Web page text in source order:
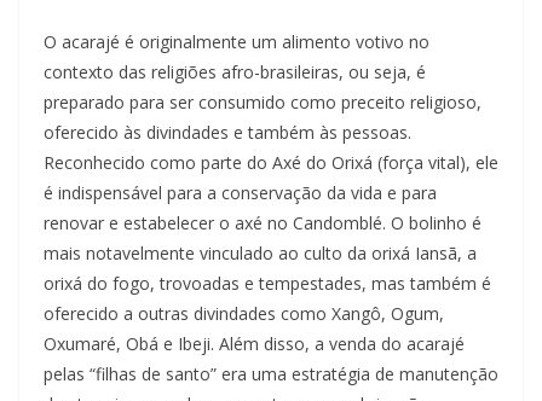
O acarajé é originalmente um alimento votivo no
contexto das religiões afro-brasileiras, ou seja, é
preparado para ser consumido como preceito religioso,
oferecido às divindades e também às pessoas.
Reconhecido como parte do Axé do Orixá (força vital), ele
é indispensável para a conservação da vida e para
renovar e estabelecer o axé no Candomblé. O bolinho é
mais notavelmente vinculado ao culto da orixá Iansã, a
orixá do fogo, trovoadas e tempestades, mas também é
oferecido a outras divindades como Xangô, Ogum,
Oxumaré, Obá e Ibeji. Além disso, a venda do acarajé
pelas “filhas de santo” era uma estratégia de manutenção